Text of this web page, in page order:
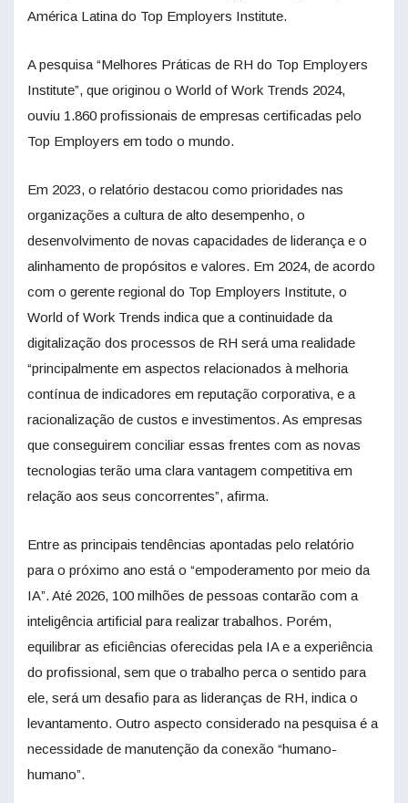
América Latina do Top Employers Institute.
A pesquisa “Melhores Práticas de RH do Top Employers
Institute”, que originou o World of Work Trends 2024,
ouviu 1.860 profissionais de empresas certificadas pelo
Top Employers em todo o mundo.
Em 2023, o relatório destacou como prioridades nas
organizações a cultura de alto desempenho, o
desenvolvimento de novas capacidades de liderança e o
alinhamento de propósitos e valores. Em 2024, de acordo
com o gerente regional do Top Employers Institute, o
World of Work Trends indica que a continuidade da
digitalização dos processos de RH será uma realidade
“principalmente em aspectos relacionados à melhoria
contínua de indicadores em reputação corporativa, e a
racionalização de custos e investimentos. As empresas
que conseguirem conciliar essas frentes com as novas
tecnologias terão uma clara vantagem competitiva em
relação aos seus concorrentes”, afirma.
Entre as principais tendências apontadas pelo relatório
para o próximo ano está o “empoderamento por meio da
IA”. Até 2026, 100 milhões de pessoas contarão com a
inteligência artificial para realizar trabalhos. Porém,
equilibrar as eficiências oferecidas pela IA e a experiência
do profissional, sem que o trabalho perca o sentido para
ele, será um desafio para as lideranças de RH, indica o
levantamento. Outro aspecto considerado na pesquisa é a
necessidade de manutenção da conexão “humano-
humano”.